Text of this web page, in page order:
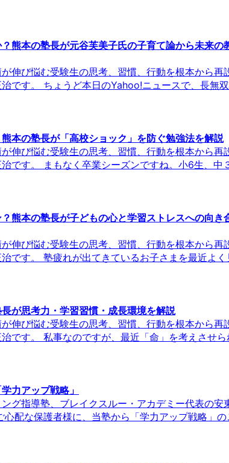
熊本の塾長が元谷芙美子氏の子育て論から未来の
伸び悩む受験生の思考、習慣、行動を根本から再
です。 ちょうど本日のYahoo!ニュースで、長無
本の塾長が「高校ショック」を防ぐ勉強法を解説
伸び悩む受験生の思考、習慣、行動を根本から再
です。 まもなく卒業シーズンですね。小6生、中
熊本の塾長が子どもの心と学習ストレスへの向き
伸び悩む受験生の思考、習慣、行動を根本から再
です。 塾疲れが出てきているお子さまを最近よく
が思考力・学習習慣・成長環境を解説
伸び悩む受験生の思考、習慣、行動を根本から再
です。 私事なのですが、最近「命」を考えさせら
力アップ戦略」
グ指導塾、ブレイクスルー・アカデミー代表の安
配な保護者様に、当塾から「学力アップ戦略」の